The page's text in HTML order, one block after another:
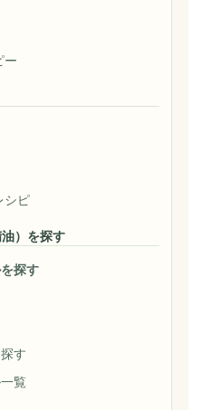
ー
シピ
）を探す
探す
す
覧